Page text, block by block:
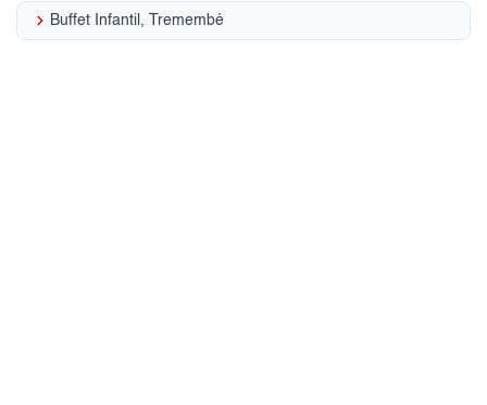
keyboard_arrow_right Buffet Infantil, Tremembé